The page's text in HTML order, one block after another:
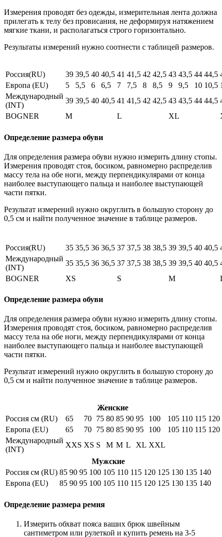
Измерения проводят без одежды, измерительная лента должна
прилегать к телу без провисания, не деформируя натяжением
мягкие ткани, и располагаться строго горизонтально.
Результаты измерений нужно соотнести с таблицей размеров.
Россия(RU) 39 39,5 40 40,5 41 41,5 42 42,5 43 43,5 44 44,5
Европа (EU)
5 5,5 6 6,5 7 7,5 8 8,5 9 9,5 10 10,5
Международный
(INT)
39 39,5 40 40,5 41 41,5 42 42,5 43 43,5 44 44,5
BOGNER
M L XL
Определение размера обуви
Для определения размера обуви нужно измерить длину стопы.
Измерения проводят стоя, босиком, равномерно распределив
массу тела на обе ноги, между перпендикулярами от конца
наиболее выступающего пальца и наиболее выступающей
части пятки.
Результат измерений нужно округлить в большую сторону до
0,5 см и найти полученное значение в таблице размеров.
Россия(RU) 35 35,5 36 36,5 37 37,5 38 38,5 39 39,5 40 40,5
Международный
(INT)
35 35,5 36 36,5 37 37,5 38 38,5 39 39,5 40 40,5
BOGNER
XS S M
Определение размера обуви
Для определения размера обуви нужно измерить длину стопы.
Измерения проводят стоя, босиком, равномерно распределив
массу тела на обе ноги, между перпендикулярами от конца
наиболее выступающего пальца и наиболее выступающей
части пятки.
Результат измерений нужно округлить в большую сторону до
0,5 см и найти полученное значение в таблице размеров.
Женские
Россия см (RU)
65 70 75 80 85 90 95 100 105 110 115 120
Европа (EU)
65 70 75 80 85 90 95 100 105 110 115 120
Международный
(INT)
XXS XS S M M L XL XXL
Мужские
Россия см (RU) 85 90 95 100 105 110 115 120 125 130 135 140
Европа (EU)
85 90 95 100 105 110 115 120 125 130 135 140
Определение размера ремня
Измерить обхват пояса ваших брюк швейным
сантиметром или рулеткой и купить ремень на 3-5